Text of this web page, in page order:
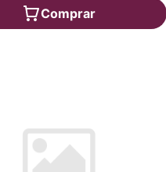
Comprar